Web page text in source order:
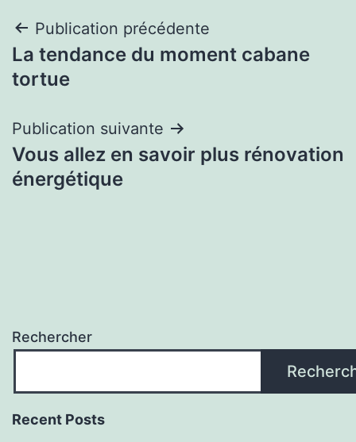
Navigation
de
Publication précédente
La tendance du moment cabane
tortue
Publication suivante
Vous allez en savoir plus rénovation
énergétique
Rechercher
Recent Posts